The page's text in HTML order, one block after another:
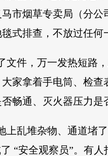
市烟草专卖局（分
式排查，不放过任何
文件，万一发热短路
家拿着手电筒、检
畅通、灭火器压力是
上乱堆杂物、通道堵
“安全观察员”。